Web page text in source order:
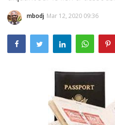
Terms & Conditions
Connexion
Register
mbodj Mar 12, 2020 09:36